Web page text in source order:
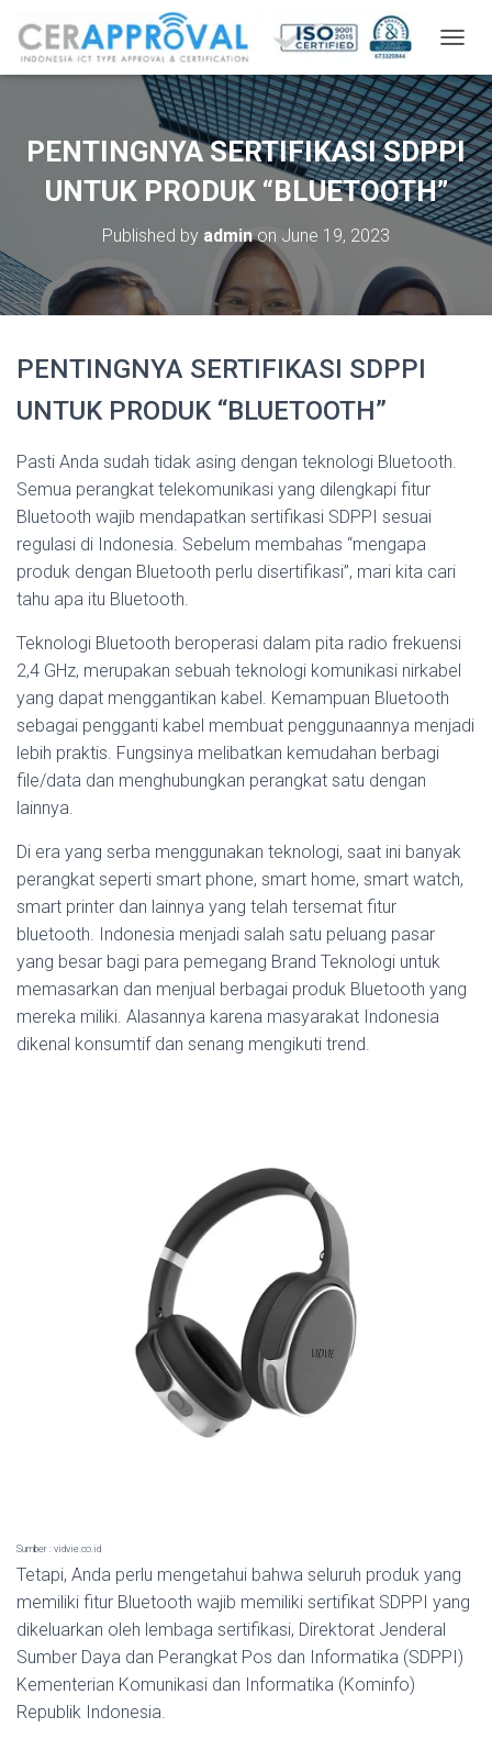
O
G
G
L
E
N
A
V
PENTINGNYA SERTIFIKASI SDPPI
UNTUK PRODUK “BLUETOOTH”
Published by adminon June 19, 2023
PENTINGNYA SERTIFIKASI SDPPI
UNTUK PRODUK “BLUETOOTH”
Pasti Anda sudah tidak asing dengan teknologi Bluetooth.
Semua perangkat telekomunikasi yang dilengkapi fitur
Bluetooth wajib mendapatkan sertifikasi SDPPI sesuai
regulasi di Indonesia. Sebelum membahas “mengapa
produk dengan Bluetooth perlu disertifikasi”, mari kita cari
tahu apa itu Bluetooth.
Teknologi Bluetooth beroperasi dalam pita radio frekuensi
2,4 GHz, merupakan sebuah teknologi komunikasi nirkabel
yang dapat menggantikan kabel. Kemampuan Bluetooth
sebagai pengganti kabel membuat penggunaannya menjadi
lebih praktis. Fungsinya melibatkan kemudahan berbagi
file/data dan menghubungkan perangkat satu dengan
lainnya.
Di era yang serba menggunakan teknologi, saat ini banyak
perangkat seperti smart phone, smart home, smart watch,
smart printer dan lainnya yang telah tersemat fitur
bluetooth. Indonesia menjadi salah satu peluang pasar
yang besar bagi para pemegang Brand Teknologi untuk
memasarkan dan menjual berbagai produk Bluetooth yang
mereka miliki. Alasannya karena masyarakat Indonesia
dikenal konsumtif dan senang mengikuti trend.
Sumber : vidvie.co.id
Tetapi, Anda perlu mengetahui bahwa seluruh produk yang
memiliki fitur Bluetooth wajib memiliki sertifikat SDPPI yang
dikeluarkan oleh lembaga sertifikasi, Direktorat Jenderal
Sumber Daya dan Perangkat Pos dan Informatika (SDPPI)
Kementerian Komunikasi dan Informatika (Kominfo)
Republik Indonesia.